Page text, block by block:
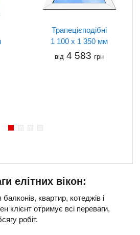
Трапецієподібні
1 100 x 1 350 мм
від4 583 грн
елітних вікон:
квартир, котеджів і
клієнт отримує всі переваги,
робіт.